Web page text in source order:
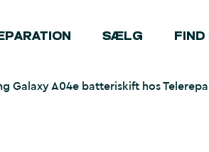
SÆLG FIND
Galaxy A04e batteriskift hos